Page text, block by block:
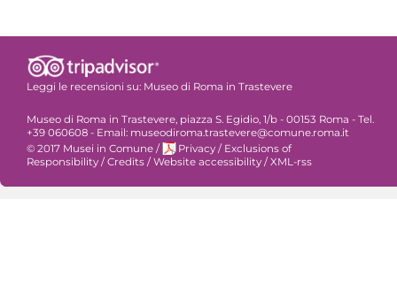
Leggi le recensioni su: Museo di Roma in Trastevere
Museo di Roma in Trastevere, piazza S. Egidio, 1/b - 00153 Roma - Tel.
+39 060608 - Email: museodiroma.trastevere@comune.roma.it
© 2017 Musei in Comune / Privacy / Exclusions of
Responsibility / Credits / Website accessibility / XML-rss